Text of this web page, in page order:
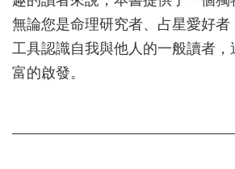
無論您是命理研究者、占星愛好者
工具認識自我與他人的一般讀者
富的啟發。